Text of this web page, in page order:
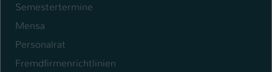
Semestertermine
Mensa
Personalrat
Fremdfirmenrichtlinien